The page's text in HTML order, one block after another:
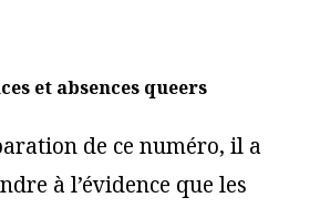
et absences queers
de ce numéro, il a
à l’évidence que les